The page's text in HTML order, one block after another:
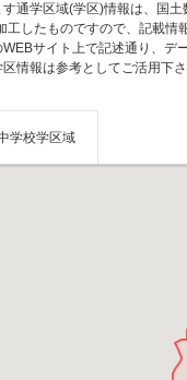
通学区域(学区)情報は、国
したものですので、記載情
サイト上で記述通り、
情報は参考としてご活用下さ
学校学区域